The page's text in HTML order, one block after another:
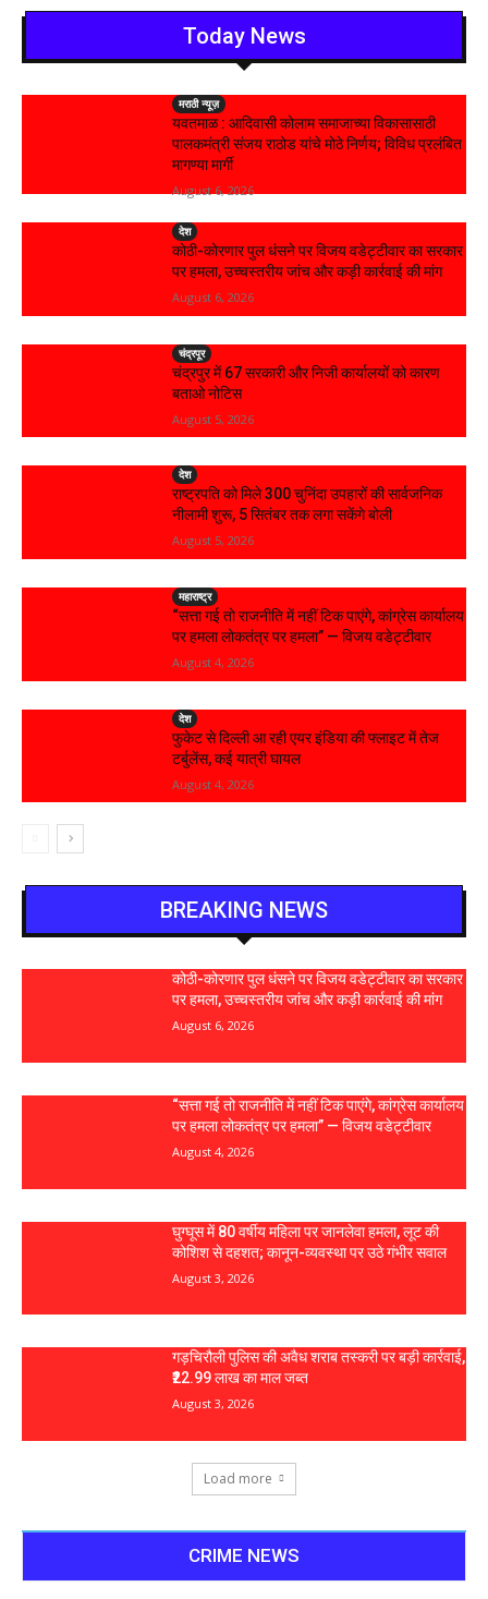
Today News
मराठी न्यूज़
यवतमाळ : आदिवासी कोलाम समाजाच्या विकासासाठी
पालकमंत्री संजय राठोड यांचे मोठे निर्णय; विविध प्रलंबित
मागण्या मार्गी
August 6, 2026
देश
कोठी-कोरणार पुल धंसने पर विजय वडेट्टीवार का सरकार
पर हमला, उच्चस्तरीय जांच और कड़ी कार्रवाई की मांग
August 6, 2026
चंद्रपूर
चंद्रपुर में 67 सरकारी और निजी कार्यालयों को कारण
बताओ नोटिस
August 5, 2026
देश
राष्ट्रपति को मिले 300 चुनिंदा उपहारों की सार्वजनिक
नीलामी शुरू, 5 सितंबर तक लगा सकेंगे बोली
August 5, 2026
महाराष्ट्र
“सत्ता गई तो राजनीति में नहीं टिक पाएंगे, कांग्रेस कार्यालय
पर हमला लोकतंत्र पर हमला” — विजय वडेट्टीवार
August 4, 2026
देश
फुकेट से दिल्ली आ रही एयर इंडिया की फ्लाइट में तेज
टर्बुलेंस, कई यात्री घायल
August 4, 2026
BREAKING NEWS
कोठी-कोरणार पुल धंसने पर विजय वडेट्टीवार का सरकार
पर हमला, उच्चस्तरीय जांच और कड़ी कार्रवाई की मांग
August 6, 2026
“सत्ता गई तो राजनीति में नहीं टिक पाएंगे, कांग्रेस कार्यालय
पर हमला लोकतंत्र पर हमला” — विजय वडेट्टीवार
August 4, 2026
घुग्घूस में 80 वर्षीय महिला पर जानलेवा हमला, लूट की
कोशिश से दहशत; कानून-व्यवस्था पर उठे गंभीर सवाल
August 3, 2026
गड़चिरौली पुलिस की अवैध शराब तस्करी पर बड़ी कार्रवाई,
₹22.99 लाख का माल जब्त
August 3, 2026
Load more
CRIME NEWS